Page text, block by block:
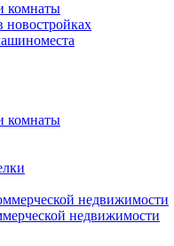
комнаты
новостройках
комнаты
недвижимости
недвижимости